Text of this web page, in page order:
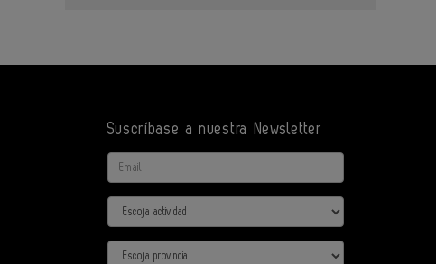
Suscríbase a nuestra Newsletter
Email
Actividad
Provincia